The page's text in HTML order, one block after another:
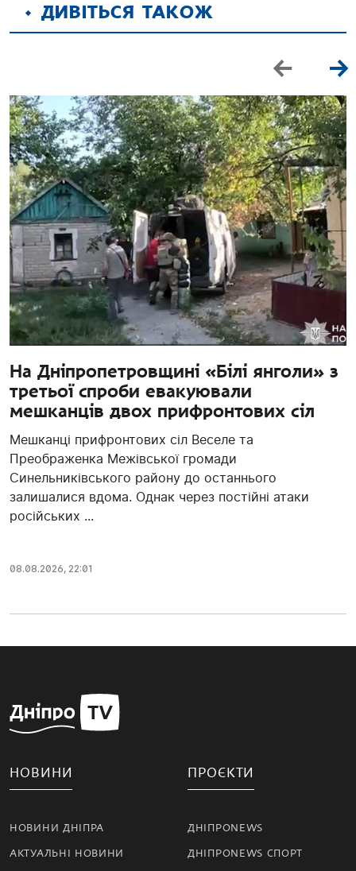
ДИВІТЬСЯ ТАКОЖ
На Дніпропетровщині «Білі янголи» з
третьої спроби евакуювали
мешканців двох прифронтових сіл
Мешканці прифронтових сіл Веселе та
Преображенка Межівської громади
Синельниківського району до останнього
залишалися вдома. Однак через постійні атаки
російських ...
08.08.2026, 22:01
НОВИНИ
НОВИНИ ДНІПРА
АКТУАЛЬНІ НОВИНИ
ПРОЄКТИ
ДНІПРОNEWS
ДНІПРОNEWS СПОРТ